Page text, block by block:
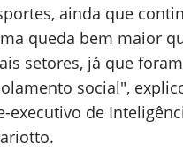
ainda que
queda bem maior
setores, já que
social",
executivo de